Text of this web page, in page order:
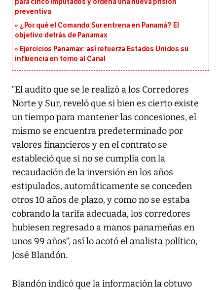
para cinco imputados y ordena una nueva prisión
preventiva
¿Por qué el Comando Sur entrena en Panamá? El
objetivo detrás de Panamax
Ejercicios Panamax: así refuerza Estados Unidos su
influencia en torno al Canal
“El audito que se le realizó a los Corredores
Norte y Sur, reveló que si bien es cierto existe
un tiempo para mantener las concesiones, el
mismo se encuentra predeterminado por
valores financieros y en el contrato se
estableció que si no se cumplía con la
recaudación de la inversión en los años
estipulados, automáticamente se conceden
otros 10 años de plazo, y como no se estaba
cobrando la tarifa adecuada, los corredores
hubiesen regresado a manos panameñas en
unos 99 años”, así lo acotó el analista político,
José Blandón.
Blandón indicó que la información la obtuvo